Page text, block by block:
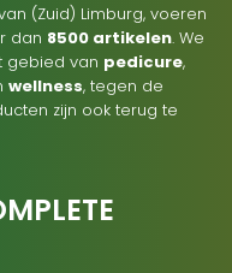
(Zuid) Limburg, voeren
dan 8500 artikelen. We
gebied van pedicure,
wellness, tegen de
zijn ook terug te